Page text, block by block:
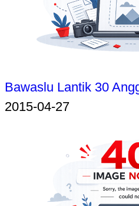
Bawaslu Lantik 30
2015-04-27